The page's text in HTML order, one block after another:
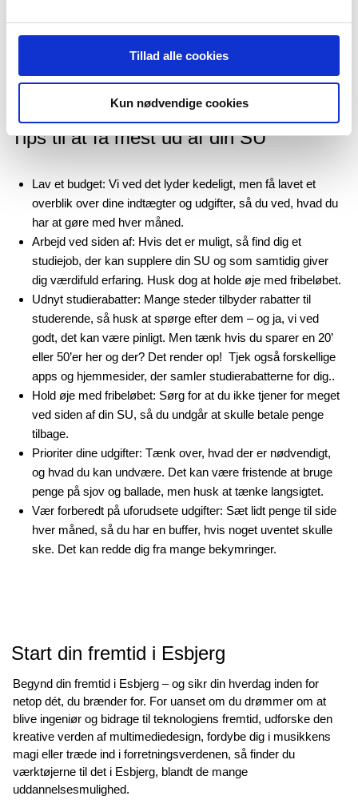
Tillad alle cookies
Kun nødvendige cookies
Tips til at få mest ud af din SU
Lav et budget: Vi ved det lyder kedeligt, men få lavet et
overblik over dine indtægter og udgifter, så du ved, hvad du
har at gøre med hver måned.
Arbejd ved siden af: Hvis det er muligt, så find dig et
studiejob, der kan supplere din SU og som samtidig giver
dig værdifuld erfaring. Husk dog at holde øje med fribeløbet.
Udnyt studierabatter: Mange steder tilbyder rabatter til
studerende, så husk at spørge efter dem – og ja, vi ved
godt, det kan være pinligt. Men tænk hvis du sparer en 20’
eller 50’er her og der? Det render op! Tjek også forskellige
apps og hjemmesider, der samler studierabatterne for dig..
Hold øje med fribeløbet: Sørg for at du ikke tjener for meget
ved siden af din SU, så du undgår at skulle betale penge
tilbage.
Prioriter dine udgifter: Tænk over, hvad der er nødvendigt,
og hvad du kan undvære. Det kan være fristende at bruge
penge på sjov og ballade, men husk at tænke langsigtet.
Vær forberedt på uforudsete udgifter: Sæt lidt penge til side
hver måned, så du har en buffer, hvis noget uventet skulle
ske. Det kan redde dig fra mange bekymringer.
Start din fremtid i Esbjerg
Begynd din fremtid i Esbjerg – og sikr din hverdag inden for
netop dét, du brænder for. For uanset om du drømmer om at
blive ingeniør og bidrage til teknologiens fremtid, udforske den
kreative verden af multimediedesign, fordybe dig i musikkens
magi eller træde ind i forretningsverdenen, så finder du
værktøjerne til det i Esbjerg, blandt de mange
uddannelsesmulighed.